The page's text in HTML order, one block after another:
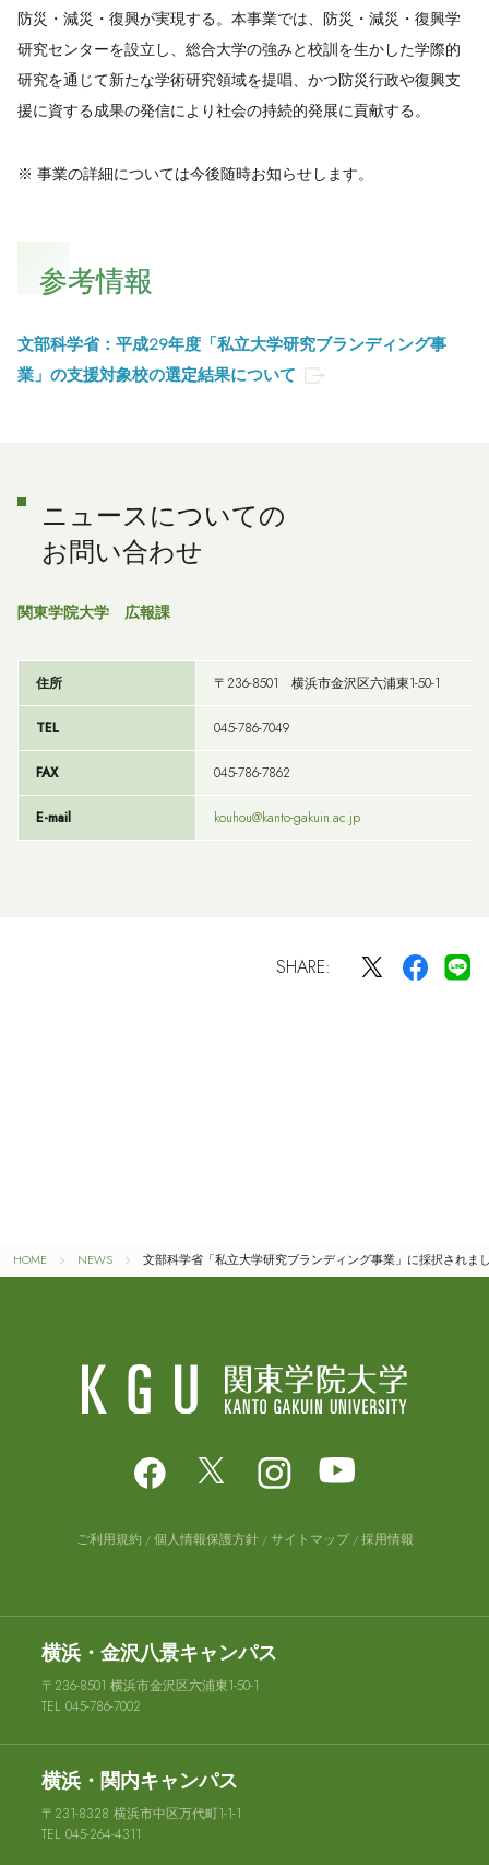
HOME NEWS 文部科学省「私立大学研究ブランディング事業」に採択されま
防災・減災・復興が実現する。本事業では、防災・減災・復興学
研究センターを設立し、総合大学の強みと校訓を生かした学際的
研究を通じて新たな学術研究領域を提唱、かつ防災行政や復興支
援に資する成果の発信により社会の持続的発展に貢献する。
※ 事業の詳細については今後随時お知らせします。
参考情報
文部科学省：平成29年度「私立大学研究ブランディング事
業」の支援対象校の選定結果について
ニュースについての
お問い合わせ
関東学院大学 広報課
住所 〒236-8501 横浜市金沢区六浦東1-50-1
TEL 045-786-7049
FAX 045-786-7862
E-mail kouhou@kanto-gakuin.ac.jp
SHARE:
ご利用規約 個人情報保護方針 サイトマップ 採用情報
横浜・金沢八景キャンパス
〒236-8501 横浜市金沢区六浦東1-50-1
TEL 045-786-7002
横浜・関内キャンパス
〒231-8328 横浜市中区万代町1-1-1
TEL 045-264-4311